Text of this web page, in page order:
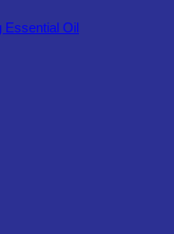
Essential Oil